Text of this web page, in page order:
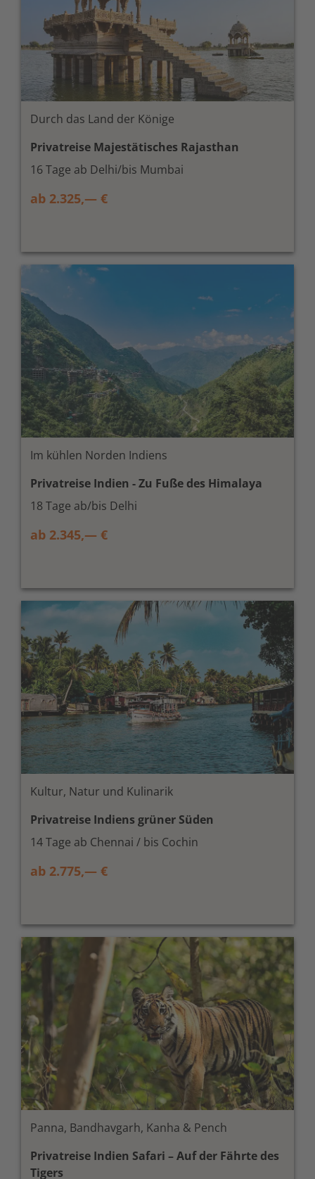
Durch das Land der Könige
Privatreise Majestätisches Rajasthan
16 Tage ab Delhi/bis Mumbai
ab 2.325,— €
Im kühlen Norden Indiens
Privatreise Indien - Zu Fuße des Himalaya
18 Tage ab/bis Delhi
ab 2.345,— €
Kultur, Natur und Kulinarik
Privatreise Indiens grüner Süden
14 Tage ab Chennai / bis Cochin
ab 2.775,— €
Panna, Bandhavgarh, Kanha & Pench
Privatreise Indien Safari – Auf der Fährte des
Tigers